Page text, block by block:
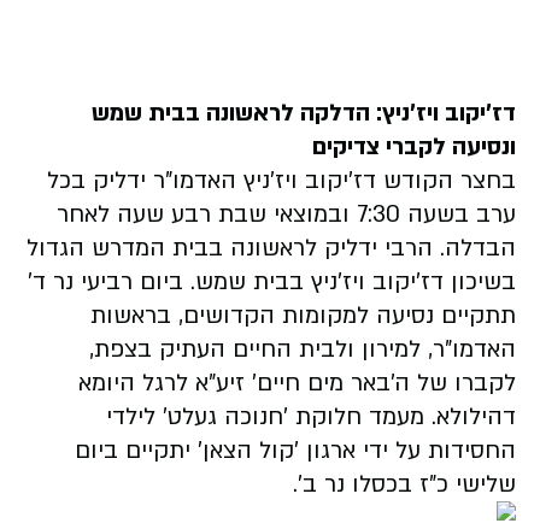
דז'יקוב ויז'ניץ: הדלקה לראשונה בבית שמש
ונסיעה לקברי צדיקים
בחצר הקודש דז'יקוב ויז'ניץ האדמו"ר ידליק בכל
ערב בשעה 7:30 ובמוצאי שבת רבע שעה לאחר
הבדלה. הרבי ידליק לראשונה בבית המדרש הגדול
בשיכון דז'יקוב ויז'ניץ בבית שמש. ביום רביעי נר ד'
תתקיים נסיעה למקומות הקדושים, בראשות
האדמו"ר, למירון ולבית החיים העתיק בצפת,
לקברו של ה'באר מים חיים' זיע"א לרגל היומא
דהילולא. מעמד חלוקת 'חנוכה געלט' לילדי
החסידות על ידי ארגון 'קול הצאן' יתקיים ביום
שלישי כ"ז בכסלו נר ב'.